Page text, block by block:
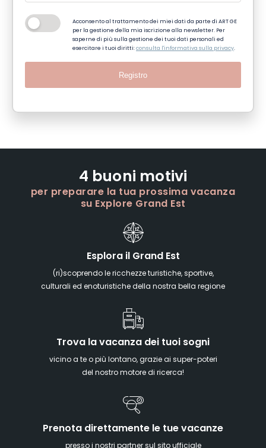
Acconsento al trattamento dei miei dati da parte di ART GE
per la gestione della mia iscrizione alla newsletter. Per
saperne di più sulla gestione dei tuoi dati personali ed
esercitare i tuoi diritti:consulta l'informativa sulla privacy.
Registro
4 buoni motivi
per preparare la tua prossima vacanza
su Explore Grand Est
Esplora il Grand Est
(ri)scoprendo le ricchezze turistiche, sportive,
culturali ed enoturistiche della nostra bella regione
Trova la vacanza dei tuoi sogni
vicino a te o più lontano, grazie ai super-poteri
del nostro motore di ricerca!
Prenota direttamente le tue vacanze